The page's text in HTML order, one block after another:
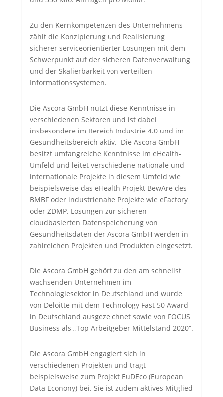
Zu den Kernkompetenzen des Unternehmens
zählt die Konzipierung und Realisierung
sicherer serviceorientierter Lösungen mit dem
Schwerpunkt auf der sicheren Datenverwaltung
und der Skalierbarkeit von verteilten
Informationssystemen.
Die Ascora GmbH nutzt diese Kenntnisse in
verschiedenen Sektoren und ist dabei
insbesondere im Bereich Industrie 4.0 und im
Gesundheitsbereich aktiv. Die Ascora GmbH
besitzt umfangreiche Kenntnisse im eHealth-
Umfeld und leitet verschiedene nationale und
internationale Projekte in diesem Umfeld wie
beispielsweise das eHealth Projekt BewAre des
BMBF oder industrienahe Projekte wie eFactory
oder ZDMP. Lösungen zur sicheren
cloudbasierten Datenspeicherung von
Gesundheitsdaten der Ascora GmbH werden in
zahlreichen Projekten und Produkten eingesetzt.
Die Ascora GmbH gehört zu den am schnellst
wachsenden Unternehmen im
Technologiesektor in Deutschland und wurde
von Deloitte mit dem Technology Fast 50 Award
in Deutschland ausgezeichnet sowie von FOCUS
Business als „Top Arbeitgeber Mittelstand 2020“.
Die Ascora GmbH engagiert sich in
verschiedenen Projekten und trägt
beispielsweise zum Projekt EuDEco (European
Data Econony) bei. Sie ist zudem aktives Mitglied